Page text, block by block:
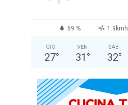
69 % 1.9kmh
GIO
27°
VEN
31 °
SAB
32°